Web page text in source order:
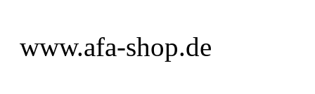
www.afa-shop.de